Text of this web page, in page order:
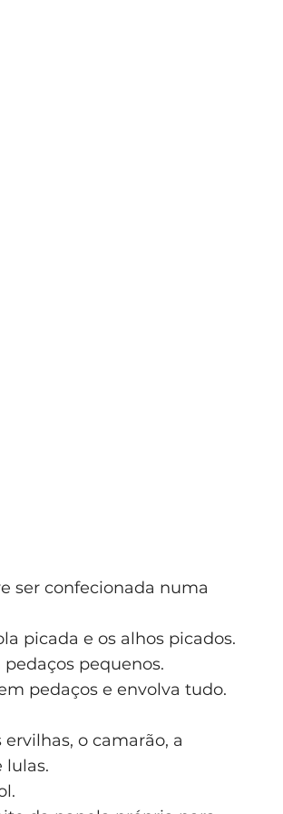
ser confecionada numa
picada e os alhos picados.
pequenos.
pedaços e envolva tudo.
o camarão, a
lulas.